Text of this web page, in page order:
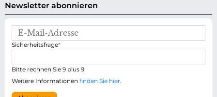
Newsletter abonnieren
M
l
-
d
P
i
h
t
Sicherheitsfrage*
Bitte rechnen Sie 9 plus 9.
Weitere Informationen finden Sie hier.